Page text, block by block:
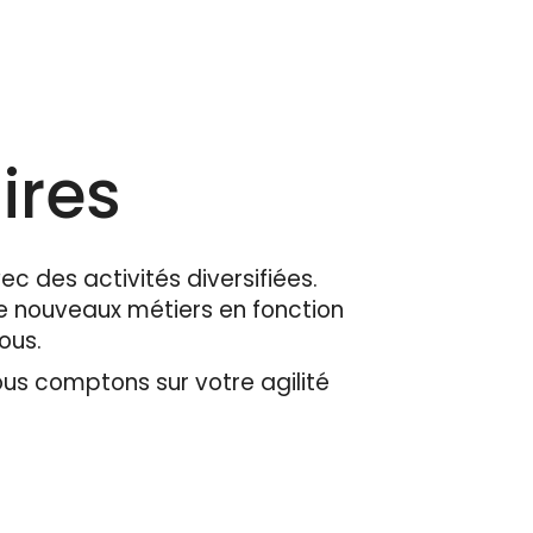
des activités diversifiées.
nouveaux métiers en fonction
comptons sur votre agilité